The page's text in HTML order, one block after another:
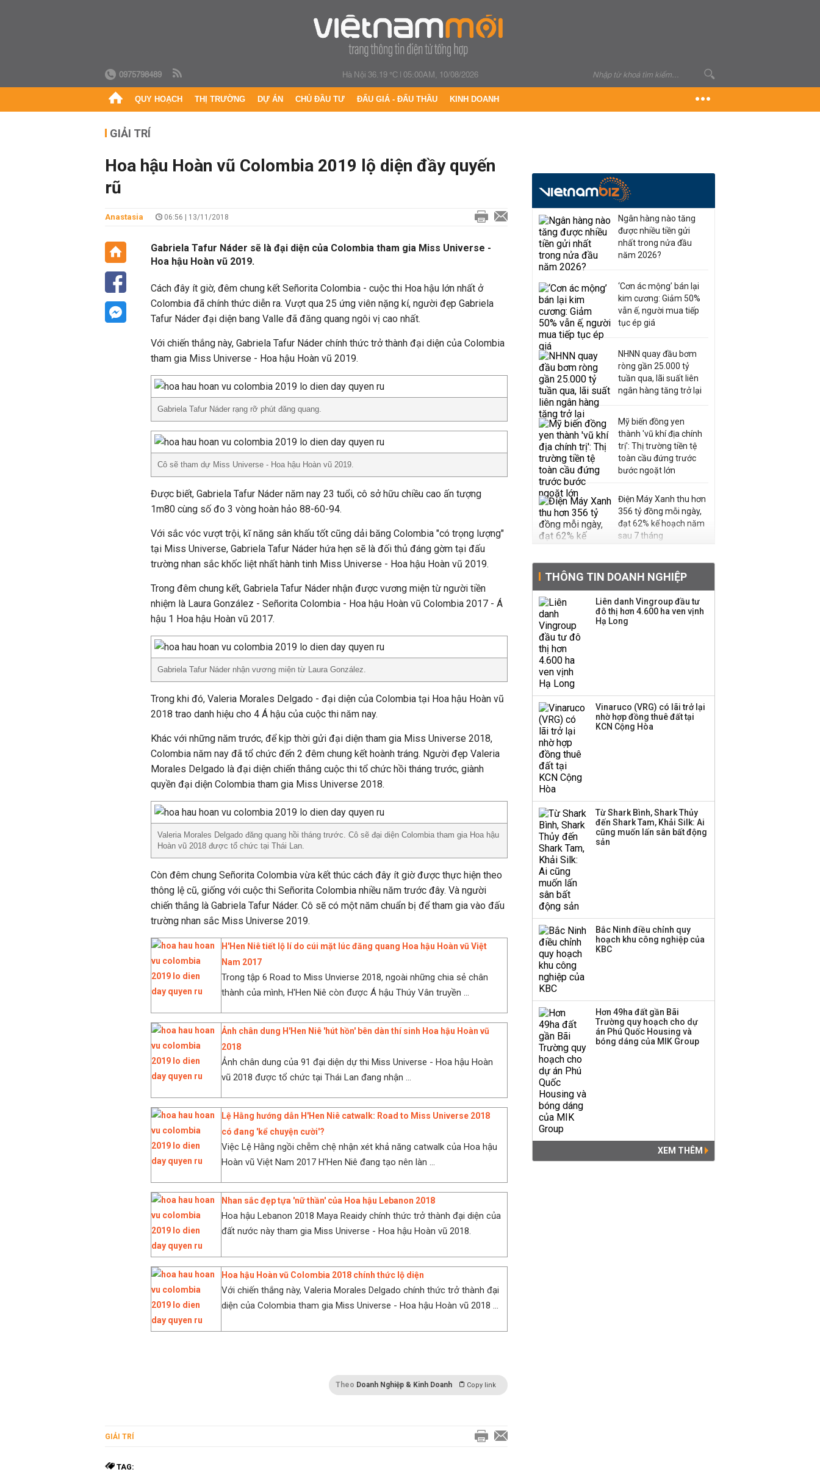
0975798489 Hà Nội 36.19 °C|05:00AM, 10/08/2026
QUY HOẠCH THỊ TRƯỜNG DỰ ÁN CHỦ ĐẦU TƯ ĐẤU GIÁ - ĐẤU THẦU KINH DOANH
GIẢI TRÍ
Hoa hậu Hoàn vũ Colombia 2019 lộ diện đầy quyến
rũ
Anastasia 06:56 | 13/11/2018
Gabriela Tafur Náder sẽ là đại diện của Colombia tham gia Miss Universe -
Hoa hậu Hoàn vũ 2019.
Cách đây ít giờ, đêm chung kết Señorita Colombia - cuộc thi Hoa hậu lớn nhất ở
Colombia đã chính thức diễn ra. Vượt qua 25 ứng viên nặng kí, người đẹp Gabriela
Tafur Náder đại diện bang Valle đã đăng quang ngôi vị cao nhất.
Với chiến thắng này, Gabriela Tafur Náder chính thức trở thành đại diện của Colombia
tham gia Miss Universe - Hoa hậu Hoàn vũ 2019.
Gabriela Tafur Náder rạng rỡ phút đăng quang.
Cô sẽ tham dự Miss Universe - Hoa hậu Hoàn vũ 2019.
Được biết, Gabriela Tafur Náder năm nay 23 tuổi, cô sở hữu chiều cao ấn tượng
1m80 cùng số đo 3 vòng hoàn hảo 88-60-94.
Với sắc vóc vượt trội, kĩ năng sân khấu tốt cũng dải băng Colombia "có trọng lượng"
tại Miss Universe, Gabriela Tafur Náder hứa hẹn sẽ là đối thủ đáng gờm tại đấu
trường nhan sắc khốc liệt nhất hành tinh Miss Universe - Hoa hậu Hoàn vũ 2019.
Trong đêm chung kết, Gabriela Tafur Náder nhận được vương miện từ người tiền
nhiệm là Laura González - Señorita Colombia - Hoa hậu Hoàn vũ Colombia 2017 - Á
hậu 1 Hoa hậu Hoàn vũ 2017.
Gabriela Tafur Náder nhận vương miện từ Laura González.
Trong khi đó, Valeria Morales Delgado - đại diện của Colombia tại Hoa hậu Hoàn vũ
2018 trao danh hiệu cho 4 Á hậu của cuộc thi năm nay.
Khác với những năm trước, để kịp thời gửi đại diện tham gia Miss Universe 2018,
Colombia năm nay đã tổ chức đến 2 đêm chung kết hoành tráng. Người đẹp Valeria
Morales Delgado là đại diện chiến thắng cuộc thi tổ chức hồi tháng trước, giành
quyền đại diện Colombia tham gia Miss Universe 2018.
Valeria Morales Delgado đăng quang hồi tháng trước. Cô sẽ đại diện Colombia tham gia Hoa hậu
Hoàn vũ 2018 được tổ chức tại Thái Lan.
Còn đêm chung Señorita Colombia vừa kết thúc cách đây ít giờ được thực hiện theo
thông lệ cũ, giống với cuộc thi Señorita Colombia nhiều năm trước đây. Và người
chiến thắng là Gabriela Tafur Náder. Cô sẽ có một năm chuẩn bị để tham gia vào đấu
trường nhan sắc Miss Universe 2019.
H'Hen Niê tiết lộ lí do cúi mặt lúc đăng quang Hoa hậu Hoàn vũ Việt
Nam 2017
Trong tập 6 Road to Miss Unvierse 2018, ngoài những chia sẻ chân
thành của mình, H'Hen Niê còn được Á hậu Thúy Vân truyền ...
Ảnh chân dung H'Hen Niê 'hút hồn' bên dàn thí sinh Hoa hậu Hoàn vũ
2018
Ảnh chân dung của 91 đại diện dự thi Miss Universe - Hoa hậu Hoàn
vũ 2018 được tổ chức tại Thái Lan đang nhận ...
Lệ Hằng hướng dẫn H'Hen Niê catwalk: Road to Miss Universe 2018
có đang 'kể chuyện cười'?
Việc Lệ Hằng ngồi chễm chệ nhận xét khả năng catwalk của Hoa hậu
Hoàn vũ Việt Nam 2017 H'Hen Niê đang tạo nên làn ...
Nhan sắc đẹp tựa 'nữ thần' của Hoa hậu Lebanon 2018
Hoa hậu Lebanon 2018 Maya Reaidy chính thức trở thành đại diện của
đất nước này tham gia Miss Universe - Hoa hậu Hoàn vũ 2018.
Hoa hậu Hoàn vũ Colombia 2018 chính thức lộ diện
Với chiến thắng này, Valeria Morales Delgado chính thức trở thành đại
diện của Colombia tham gia Miss Universe - Hoa hậu Hoàn vũ 2018 ...
Theo Doanh Nghiệp & Kinh Doanh Copy link
GIẢI TRÍ
TAG:
Ngân hàng nào tăng
được nhiều tiền gửi
nhất trong nửa đầu
năm 2026?
‘Cơn ác mộng’ bán lại
kim cương: Giảm 50%
vẫn ế, người mua tiếp
tục ép giá
NHNN quay đầu bơm
ròng gần 25.000 tỷ
tuần qua, lãi suất liên
ngân hàng tăng trở lại
Mỹ biến đồng yen
thành 'vũ khí địa chính
trị': Thị trường tiền tệ
toàn cầu đứng trước
bước ngoặt lớn
Điện Máy Xanh thu hơn
356 tỷ đồng mỗi ngày,
đạt 62% kế hoạch năm
sau 7 tháng
và HNX lãi hơn 1.400 tỷ
đồng nửa đầu năm
Diễn biến mới trong kế
hoạch huy động 600
triệu USD của BSR ở dự
HRC vì nhu cầu yếu
THÔNG TIN DOANH NGHIỆP
Liên danh Vingroup đầu tư
đô thị hơn 4.600 ha ven vịnh
Hạ Long
Vinaruco (VRG) có lãi trở lại
nhờ hợp đồng thuê đất tại
KCN Cộng Hòa
Từ Shark Bình, Shark Thủy
đến Shark Tam, Khải Silk: Ai
cũng muốn lấn sân bất động
sản
Bắc Ninh điều chỉnh quy
hoạch khu công nghiệp của
KBC
Hơn 49ha đất gần Bãi
Trường quy hoạch cho dự
án Phú Quốc Housing và
bóng dáng của MIK Group
XEM THÊM